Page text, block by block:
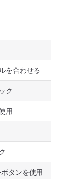
を合わせる
ク
用
タンを使用